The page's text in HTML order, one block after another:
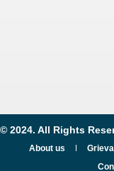
© 2024. All Rights
About us